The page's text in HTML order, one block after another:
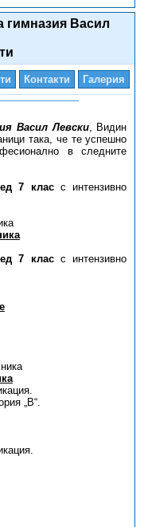
гимназия Васил
Контакти Галерия
Васил Левски, Видин
така, че те успешно
в следните
7 класс интензивно
7 класс интензивно
„В“.